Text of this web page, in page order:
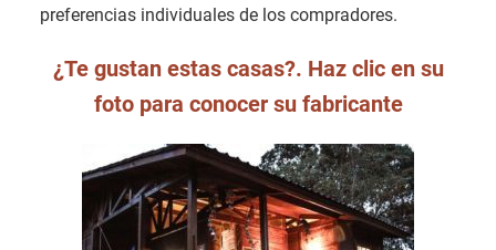
preferencias individuales de los compradores.
¿Te gustan estas casas?. Haz clic en su
foto para conocer su fabricante